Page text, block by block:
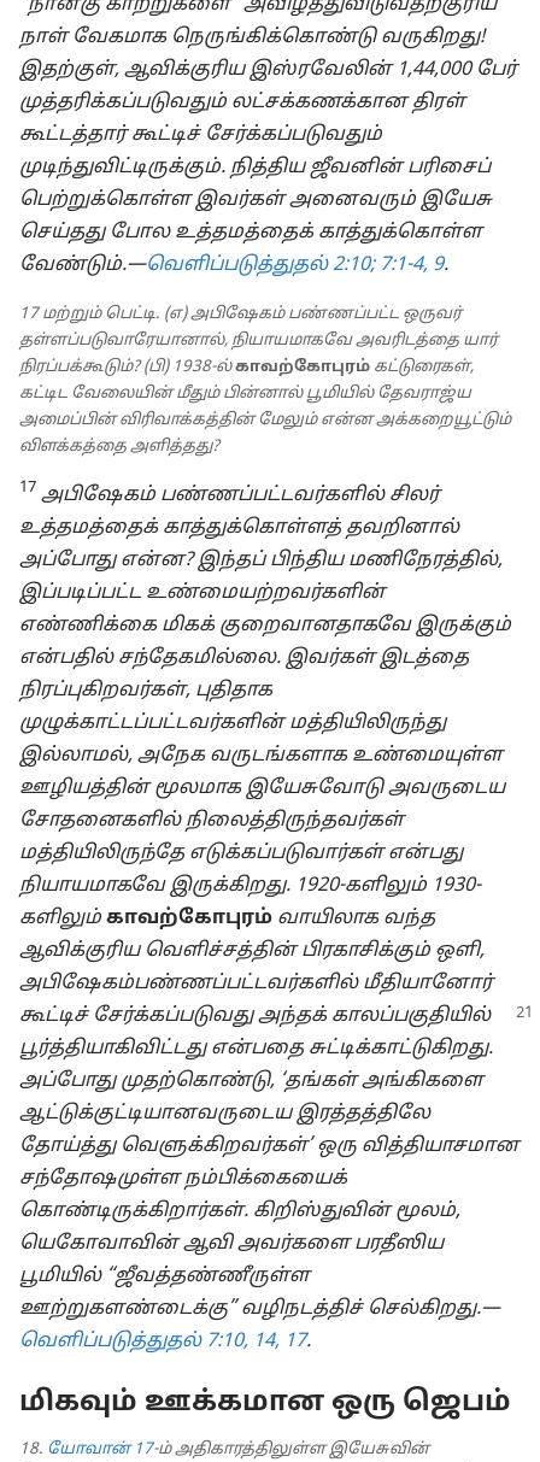
நாள் வேகமாக நெருங்கிக்கொண்டு வருகிறது!
இதற்குள், ஆவிக்குரிய இஸ்ரவேலின் 1,44,000 பேர்
முத்தரிக்கப்படுவதும் லட்சக்கணக்கான திரள்
கூட்டத்தார் கூட்டிச் சேர்க்கப்படுவதும்
முடிந்துவிட்டிருக்கும். நித்திய ஜீவனின் பரிசைப்
பெற்றுக்கொள்ள இவர்கள் அனைவரும் இயேசு
செய்தது போல உத்தமத்தைக் காத்துக்கொள்ள
வேண்டும்.—வெளிப்படுத்துதல் 2:10; 7:1-4, 9.
17 மற்றும் பெட்டி. (எ) அபிஷேகம் பண்ணப்பட்ட ஒருவர்
தள்ளப்படுவாரேயானால், நியாயமாகவே அவரிடத்தை யார்
நிரப்பக்கூடும்? (பி) 1938-ல்காவற்கோபுரம் கட்டுரைகள்,
கட்டிட வேலையின் மீதும் பின்னால் பூமியில் தேவராஜ்ய
அமைப்பின் விரிவாக்கத்தின் மேலும் என்ன அக்கறையூட்டும்
விளக்கத்தை அளித்தது?
17 அபிஷேகம் பண்ணப்பட்டவர்களில் சிலர்
உத்தமத்தைக் காத்துக்கொள்ளத் தவறினால்
அப்போது என்ன? இந்தப் பிந்திய மணிநேரத்தில்,
இப்படிப்பட்ட உண்மையற்றவர்களின்
எண்ணிக்கை மிகக் குறைவானதாகவே இருக்கும்
என்பதில் சந்தேகமில்லை. இவர்கள் இடத்தை
நிரப்புகிறவர்கள், புதிதாக
முழுக்காட்டப்பட்டவர்களின் மத்தியிலிருந்து
இல்லாமல், அநேக வருடங்களாக உண்மையுள்ள
ஊழியத்தின் மூலமாக இயேசுவோடு அவருடைய
சோதனைகளில் நிலைத்திருந்தவர்கள்
மத்தியிலிருந்தே எடுக்கப்படுவார்கள் என்பது
நியாயமாகவே இருக்கிறது. 1920-களிலும் 1930-
களிலும் காவற்கோபுரம் வாயிலாக வந்த
ஆவிக்குரிய வெளிச்சத்தின் பிரகாசிக்கும் ஒளி,
அபிஷேகம்பண்ணப்பட்டவர்களில் மீதியானோர்
கூட்டிச் சேர்க்கப்படுவது அந்தக் காலப்பகுதியில்
பூர்த்தியாகிவிட்டது என்பதை சுட்டிக்காட்டுகிறது.
அப்போது முதற்கொண்டு, ‘தங்கள் அங்கிகளை
ஆட்டுக்குட்டியானவருடைய இரத்தத்திலே
தோய்த்து வெளுக்கிறவர்கள்’ ஒரு வித்தியாசமான
சந்தோஷமுள்ள நம்பிக்கையைக்
கொண்டிருக்கிறார்கள். கிறிஸ்துவின் மூலம்,
யெகோவாவின் ஆவி அவர்களை பரதீஸிய
பூமியில் “ஜீவத்தண்ணீருள்ள
ஊற்றுகளண்டைக்கு” வழிநடத்திச் செல்கிறது.—
வெளிப்படுத்துதல் 7:10, 14, 17.
மிகவும் ஊக்கமான ஒரு ஜெபம்
18. யோவான் 17-ம் அதிகாரத்திலுள்ள இயேசுவின்